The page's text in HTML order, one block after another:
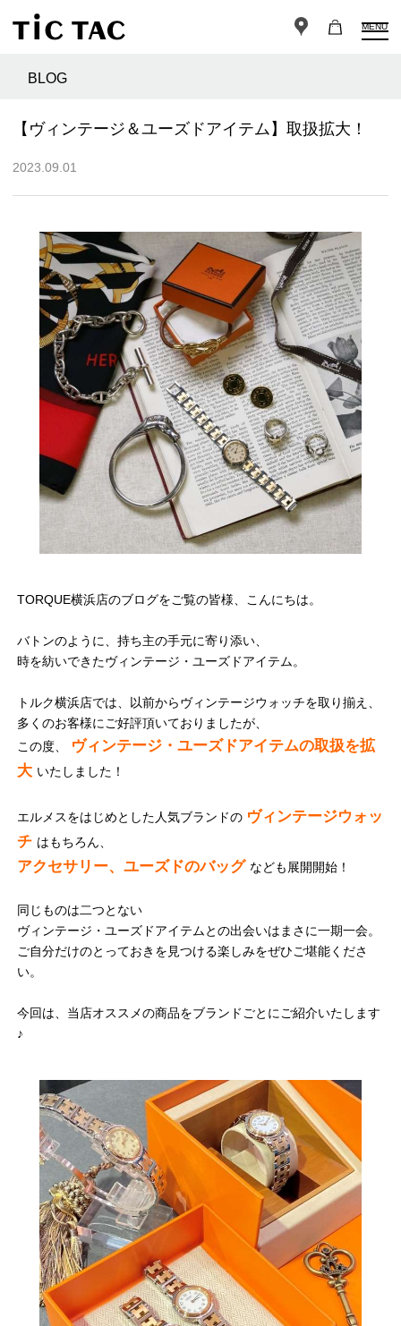
MENU
BLOG
【ヴィンテージ＆ユーズドアイテム】取扱拡大！
2023.09.01
TORQUE横浜店のブログをご覧の皆様、こんにちは。
バトンのように、持ち主の手元に寄り添い、
時を紡いできたヴィンテージ・ユーズドアイテム。
トルク横浜店では、以前からヴィンテージウォッチを取り揃え、
多くのお客様にご好評頂いておりましたが、
この度、
ヴィンテージ・ユーズドアイテムの取扱を拡
大 いたしました！
エルメスをはじめとした人気ブランドの ヴィンテージウォッ
チ はもちろん、
アクセサリー、ユーズドのバッグ なども展開開始！
同じものは二つとない
ヴィンテージ・ユーズドアイテムとの出会いはまさに一期一会。
ご自分だけのとっておきを見つける楽しみをぜひご堪能くださ
い。
今回は、当店オススメの商品をブランドごとにご紹介いたします
♪